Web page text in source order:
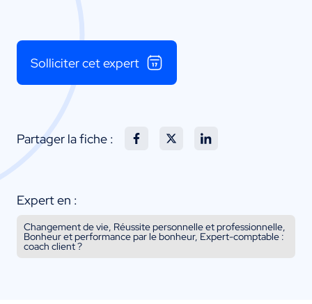
Solliciter cet expert
Partager la fiche :
Expert en :
Changement de vie, Réussite personnelle et professionnelle,
Bonheur et performance par le bonheur, Expert-comptable :
coach client ?